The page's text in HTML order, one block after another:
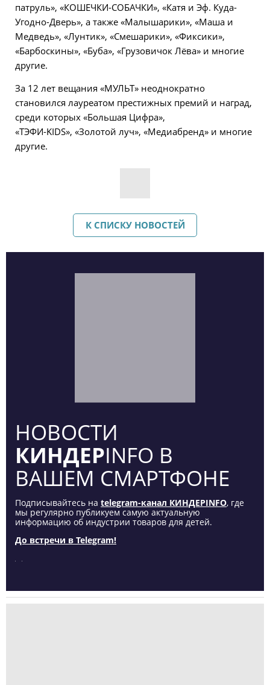
патруль», «КОШЕЧКИ-СОБАЧКИ», «Катя и Эф. Куда-
Угодно-Дверь», а также «Малышарики», «Маша и
Медведь», «Лунтик», «Смешарики», «Фиксики»,
«Барбоскины», «Буба», «Грузовичок Лёва» и многие
другие.
За 12 лет вещания «МУЛЬТ» неоднократно
становился лауреатом престижных премий и наград,
среди которых «Большая Цифра»,
«ТЭФИ-KIDS», «Золотой луч», «Медиабренд» и многие
другие.
К СПИСКУ НОВОСТЕЙ
НОВОСТИ
КИНДЕРINFO В
ВАШЕМ СМАРТФОНЕ
Подписывайтесь на telegram-канал КИНДЕРINFO, где
мы регулярно публикуем самую актуальную
информацию об индустрии товаров для детей.
До встречи в Telegram!